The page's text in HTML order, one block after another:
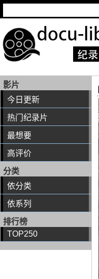
影片
今日更新
热门纪录片
最想要
高评价
分类
依分类
依系列
排行榜
TOP250